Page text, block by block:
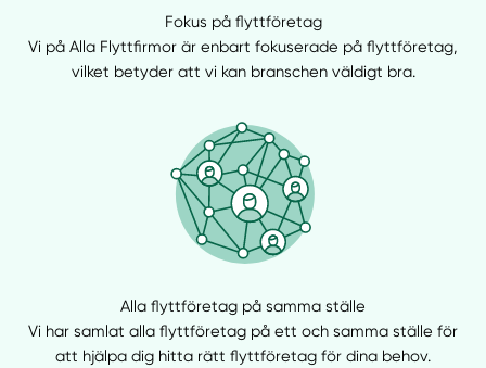
Fokus på flyttföretag
Vi på Alla Flyttfirmor är enbart fokuserade på flyttföretag,
vilket betyder att vi kan branschen väldigt bra.
Alla flyttföretag på samma ställe
Vi har samlat alla flyttföretag på ett och samma ställe för
att hjälpa dig hitta rätt flyttföretag för dina behov.